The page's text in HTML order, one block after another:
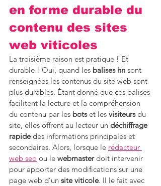
en forme durable du
contenu des sites
web viticoles
La troisième raison est pratique ! Et
durable ! Oui, quand les balises hn sont
renseignées les contenus du site web sont
plus durables. Étant donné que ces balises
facilitent la lecture et la compréhension
du contenu par les bots et les visiteurs du
site, elles offrent au lecteur un déchiffrage
rapide des informations principales et
secondaires. Alors, lorsque le rédacteur
web seo ou le webmaster doit intervenir
pour apporter des modifications sur une
page web d’un site viticole. Il le fait avec